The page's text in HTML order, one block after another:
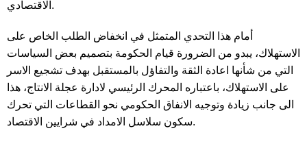
الاقتصادي.
أمام هذا التحدي المتمثل في انخفاض الطلب الخاص على
الاستهلاك، يبدو من الضرورة قيام الحكومة بتصميم بعض السياسات
التي من شأنها اعادة الثقة والتفاؤل بالمستقبل بهدف تشجيع الاسر
على الاستهلاك، باعتباره المحرك الرئيسي لادارة عجلة الانتاج، هذا
الى جانب زيادة وتوجيه الانفاق الحكومي نحو القطاعات التي تحرك
سكون سلاسل الامداد في شرايين الاقتصاد.